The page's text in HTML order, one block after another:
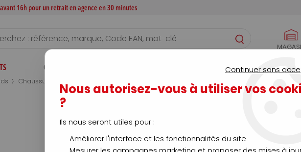
16h pour un retrait en agence en 30 minutes
CATALOGUES SERVICES
> Chaussure
Continuer sans
Nous autorisez-vous à utiliser vos
?
Ils nous seront utiles pour :
Améliorer l'interface et les fonctionnalités du site